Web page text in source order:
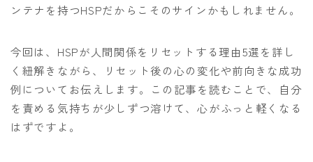
ンテナを持つHSPだからこそのサインかもしれません。
今回は、HSPが人間関係をリセットする理由5選を詳し
く紐解きながら、リセット後の心の変化や前向きな成功
例についてお伝えします。この記事を読むことで、自分
を責める気持ちが少しずつ溶けて、心がふっと軽くなる
はずですよ。